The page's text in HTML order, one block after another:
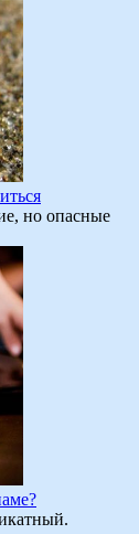
но опасные